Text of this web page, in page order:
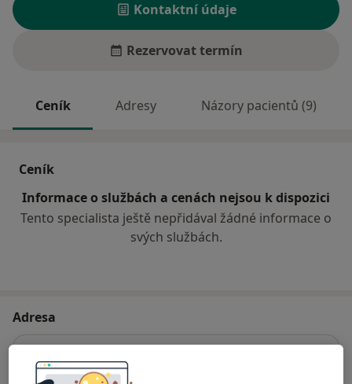
Kontaktní údaje
Rezervovat termín
Ceník Adresy Názory pacientů (9)
Ceník
Informace o službách a cenách nejsou k dispozici
Tento specialista ještě nepřidával žádné informace o
svých službách.
Adresa
Chirurgická ordinace s.r.o.
Kochova 2/1227,